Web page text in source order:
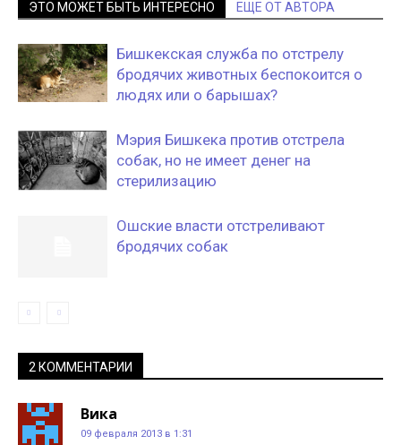
ЭТО МОЖЕТ БЫТЬ ИНТЕРЕСНО ЕЩЕ ОТ АВТОРА
Бишкекская служба по отстрелу
бродячих животных беспокоится о
людях или о барышах?
Мэрия Бишкека против отстрела
собак, но не имеет денег на
стерилизацию
Ошские власти отстреливают
бродячих собак
2 КОММЕНТАРИИ
Вика
09 февраля 2013 в 1:31